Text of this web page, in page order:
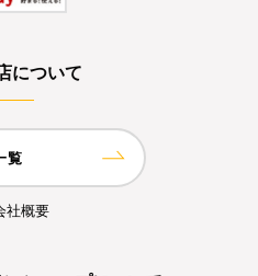
について
覧
社概要